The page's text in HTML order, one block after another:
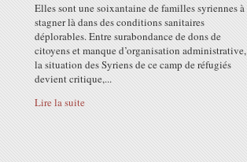
Elles sont une soixantaine de familles syriennes à
stagner là dans des conditions sanitaires
déplorables. Entre surabondance de dons de
citoyens et manque d’organisation administrative,
la situation des Syriens de ce camp de réfugiés
devient critique,...
Lire la suite